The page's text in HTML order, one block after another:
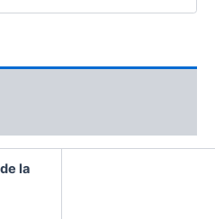
la